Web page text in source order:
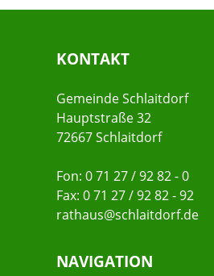
KONTAKT
Gemeinde Schlaitdorf
Hauptstraße 32
72667 Schlaitdorf
Fon: 0 71 27 / 92 82 - 0
Fax: 0 71 27 / 92 82 - 92
rathaus@schlaitdorf.de
NAVIGATION